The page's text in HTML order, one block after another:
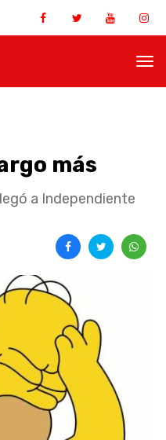
más
a Independiente